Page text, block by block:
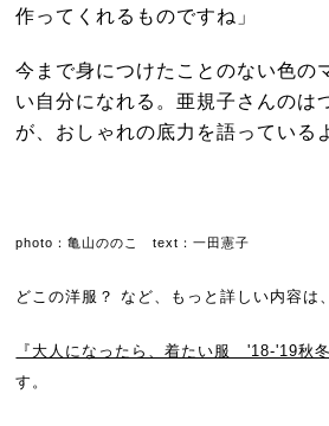
作ってくれるものですね」
今まで身につけたことのない色の
い自分になれる。亜規子さんのは
が、おしゃれの底力を語っている
photo：亀山ののこ text：一田憲子
どこの洋服？ など、もっと詳しい内容は
『大人になったら、着たい服 '18-'19秋冬
す。